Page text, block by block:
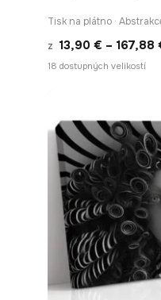
Tisk na plátno ·
z 13,90 € – 167,88
18 dostupných velikostí